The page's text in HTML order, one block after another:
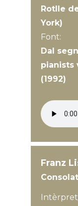
Rotlle
York)
Font:
Dal
pianists
(1992)
Franz